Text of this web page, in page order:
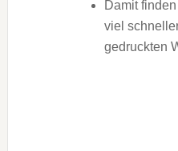
Damit
viel
gedruckten